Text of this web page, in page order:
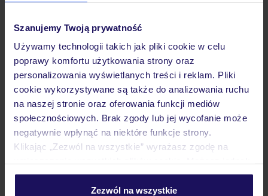
Szanujemy Twoją prywatność
Używamy technologii takich jak pliki cookie w celu
poprawy komfortu użytkowania strony oraz
personalizowania wyświetlanych treści i reklam. Pliki
cookie wykorzystywane są także do analizowania ruchu
na naszej stronie oraz oferowania funkcji mediów
społecznościowych. Brak zgody lub jej wycofanie może
negatywnie wpłynąć na niektóre funkcje strony.
Klikając „Zezwól na wszystkie” wyrażasz zgodę na
personalizować swój wybór wchodząc w zakładkę
Zezwól na wszystkie
Dlaczego warto wybrać TUI?
Lider niskich cen
Największe biuro
30 lat w